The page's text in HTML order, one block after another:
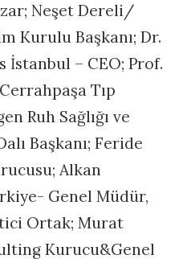
Neşet Dereli/
Kurulu Başkanı; Dr.
– CEO; Prof.
Tıp
Ruh Sağlığı ve
Başkanı; Feride
Alkan
Genel Müdür,
Ortak; Murat
Kurucu&Genel